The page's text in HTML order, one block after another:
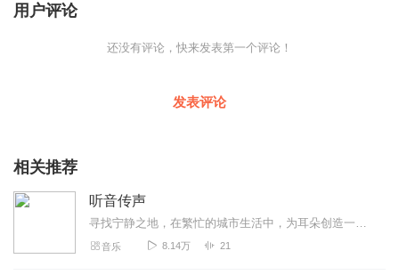
用户评论
还没有评论，快来发表第一个评论！
发表评论
相关推荐
听音传声
寻找宁静之地，在繁忙的城市生活中，为耳朵创造一个舒适的环境，有助于降低噪音的干扰。
音乐 8.14万 21